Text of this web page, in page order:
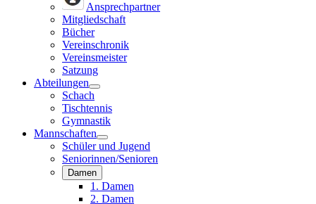
Ansprechpartner
Mitgliedschaft
Bücher
Vereinschronik
Vereinsmeister
Satzung
Abteilungen
Schach
Tischtennis
Gymnastik
Mannschaften
Schüler und Jugend
Seniorinnen/Senioren
Damen
1. Damen
2. Damen